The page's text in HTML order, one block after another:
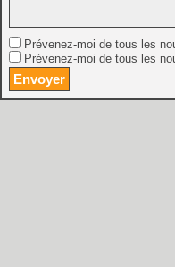
Prévenez-moi de tous les
Prévenez-moi de tous les